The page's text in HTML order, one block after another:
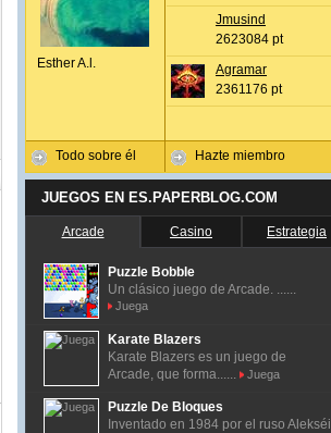
Esther A.l.
Todo sobre él
Jmusind
2623084 pt
Agramar
2361176 pt
Hazte miembro
JUEGOS EN ES.PAPERBLOG.COM
Arcade Casino Estrategia
Puzzle Bobble
Un clásico juego de Arcade. ......
Juega
Karate Blazers
Karate Blazers es un juego de
Arcade, que forma......
Juega
Puzzle De Bloques
Inventado en 1984 por el ruso Alekséi